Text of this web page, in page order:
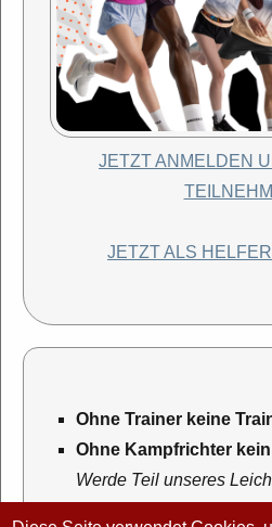
JETZT ANMELDEN
JETZT ALS
Ohne Trainer keine
Ohne Kampfrichter
Werde Teil unseres